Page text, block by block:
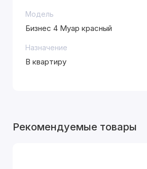
Модель
Бизнес 4 Муар красный
Назначение
В квартиру
Рекомендуемые товары